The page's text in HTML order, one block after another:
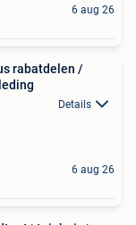
6 aug 26
rabatdelen /
Details
6 aug 26